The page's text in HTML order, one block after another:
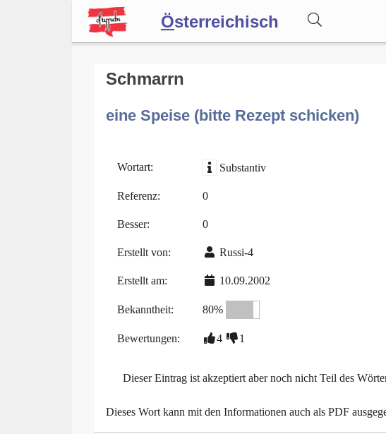
Österreichisch
Forum
Blog
Schmarrn
eine Speise (bitte Rezept schicken)
Wortart: Substantiv
Referenz: 0
Besser: 0
Erstellt von: Russi-4
Erstellt am: 10.09.2002
Bekanntheit: 80%
Bewertungen: 4 1
Dieser Eintrag ist akzeptiert aber noch nicht Teil des
Dieses Wort kann mit den Informationen auch als PDF